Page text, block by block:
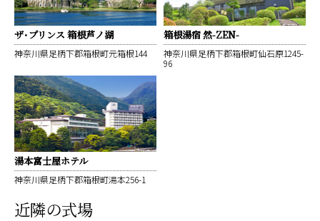
ザ・プリンス 箱根芦ノ湖
神奈川県足柄下郡箱根町元箱根144
箱根湯宿 然-ZEN-
神奈川県足柄下郡箱根町仙石原1245-
96
湯本富士屋ホテル
神奈川県足柄下郡箱根町湯本256-1
近隣の式場